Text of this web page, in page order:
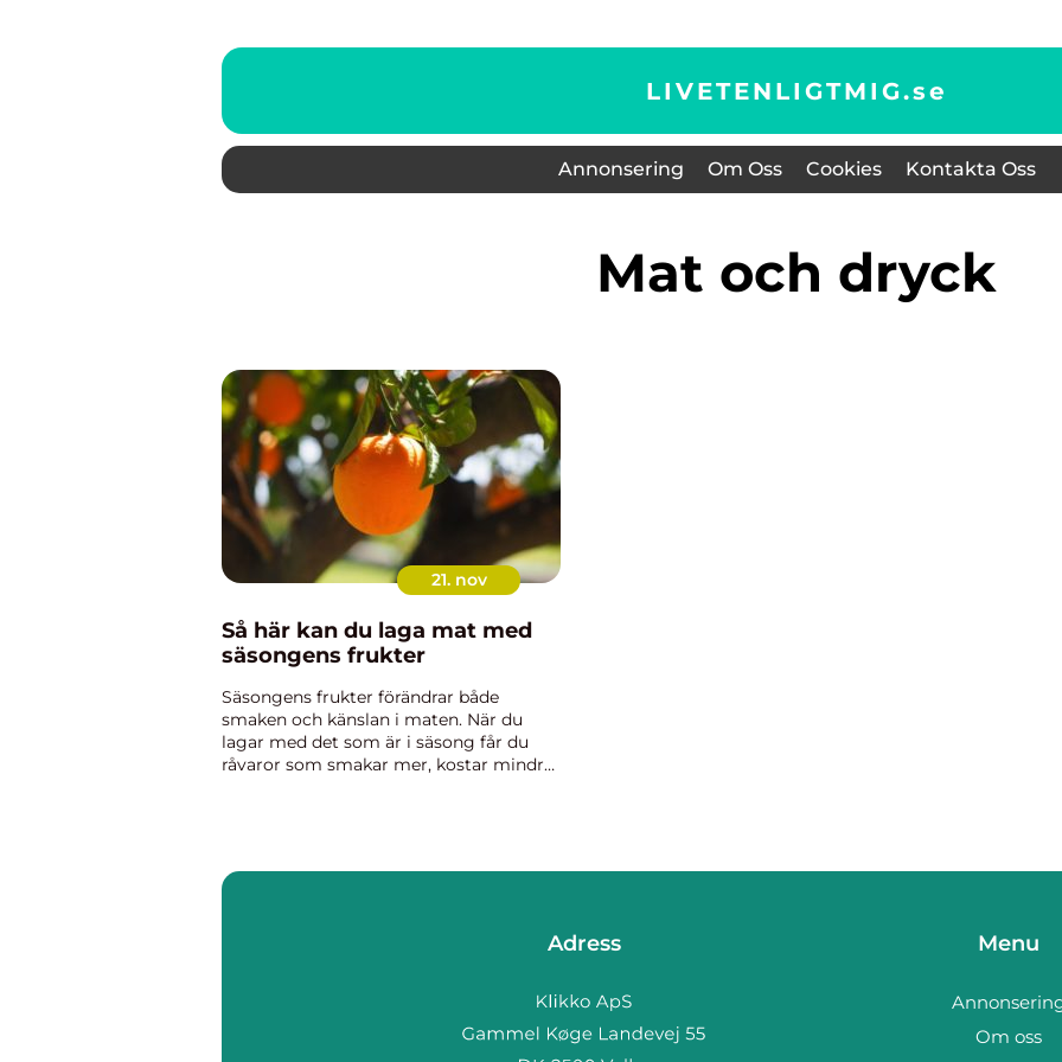
LIVETENLIGTMIG.se
Annonsering Om Oss Cookies Kontakta Oss
Mat och dryck
21. nov
Så här kan du laga mat med
säsongens frukter
Säsongens frukter förändrar både
smaken och känslan i maten. När du
lagar med det som är i säsong får du
råvaror som smakar mer, kostar mindre
Adress Menu
Om oss